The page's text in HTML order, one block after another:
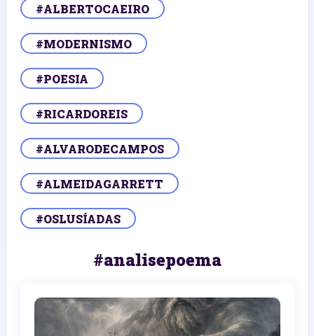
#ALBERTOCAEIRO
#MODERNISMO
#POESIA
#RICARDOREIS
#ALVARODECAMPOS
#ALMEIDAGARRETT
#OSLUSÍADAS
#analisepoema